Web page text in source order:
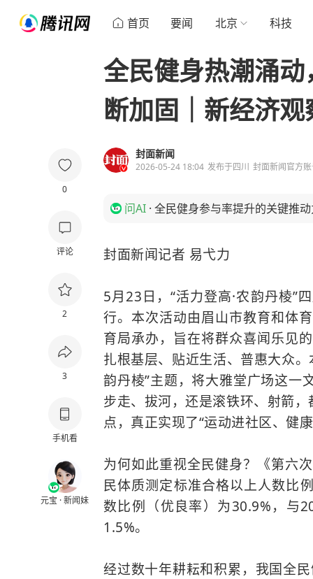
首页 要闻 北京 科技
0
评论
2
3
手机看
元宝 · 新闻妹
全民健身热潮涌
断加固｜新经济观
封面新闻
2026-05-24 18:04 发布于四川 封面新闻官方账
问AI · 全民健身参与率提升的关键推动
封面新闻记者 易弋力
5月23日，“活力登高·农韵丹棱”
行。本次活动由眉山市教育和体
育局承办，旨在将群众喜闻乐见
扎根基层、贴近生活、普惠大众
韵丹棱”主题，将大雅堂广场这一
步走、拔河，还是滚铁环、射箭
点，真正实现了“运动进社区、健康
为何如此重视全民健身？《第六
民体质测定标准合格以上人数比
数比例（优良率）为30.9%，与
1.5%。
经过数十年耕耘和积累，我国全